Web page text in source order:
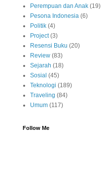
Perempuan dan Anak (19)
Pesona Indonesia (6)
Politik (4)
Project (3)
Resensi Buku (20)
Review (83)
Sejarah (18)
Sosial (45)
Teknologi (189)
Traveling (84)
Umum (117)
Follow Me